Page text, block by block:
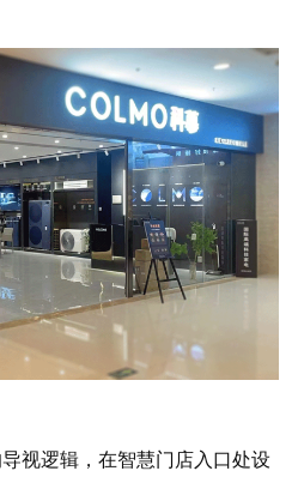
视逻辑，在智慧门店入口处设